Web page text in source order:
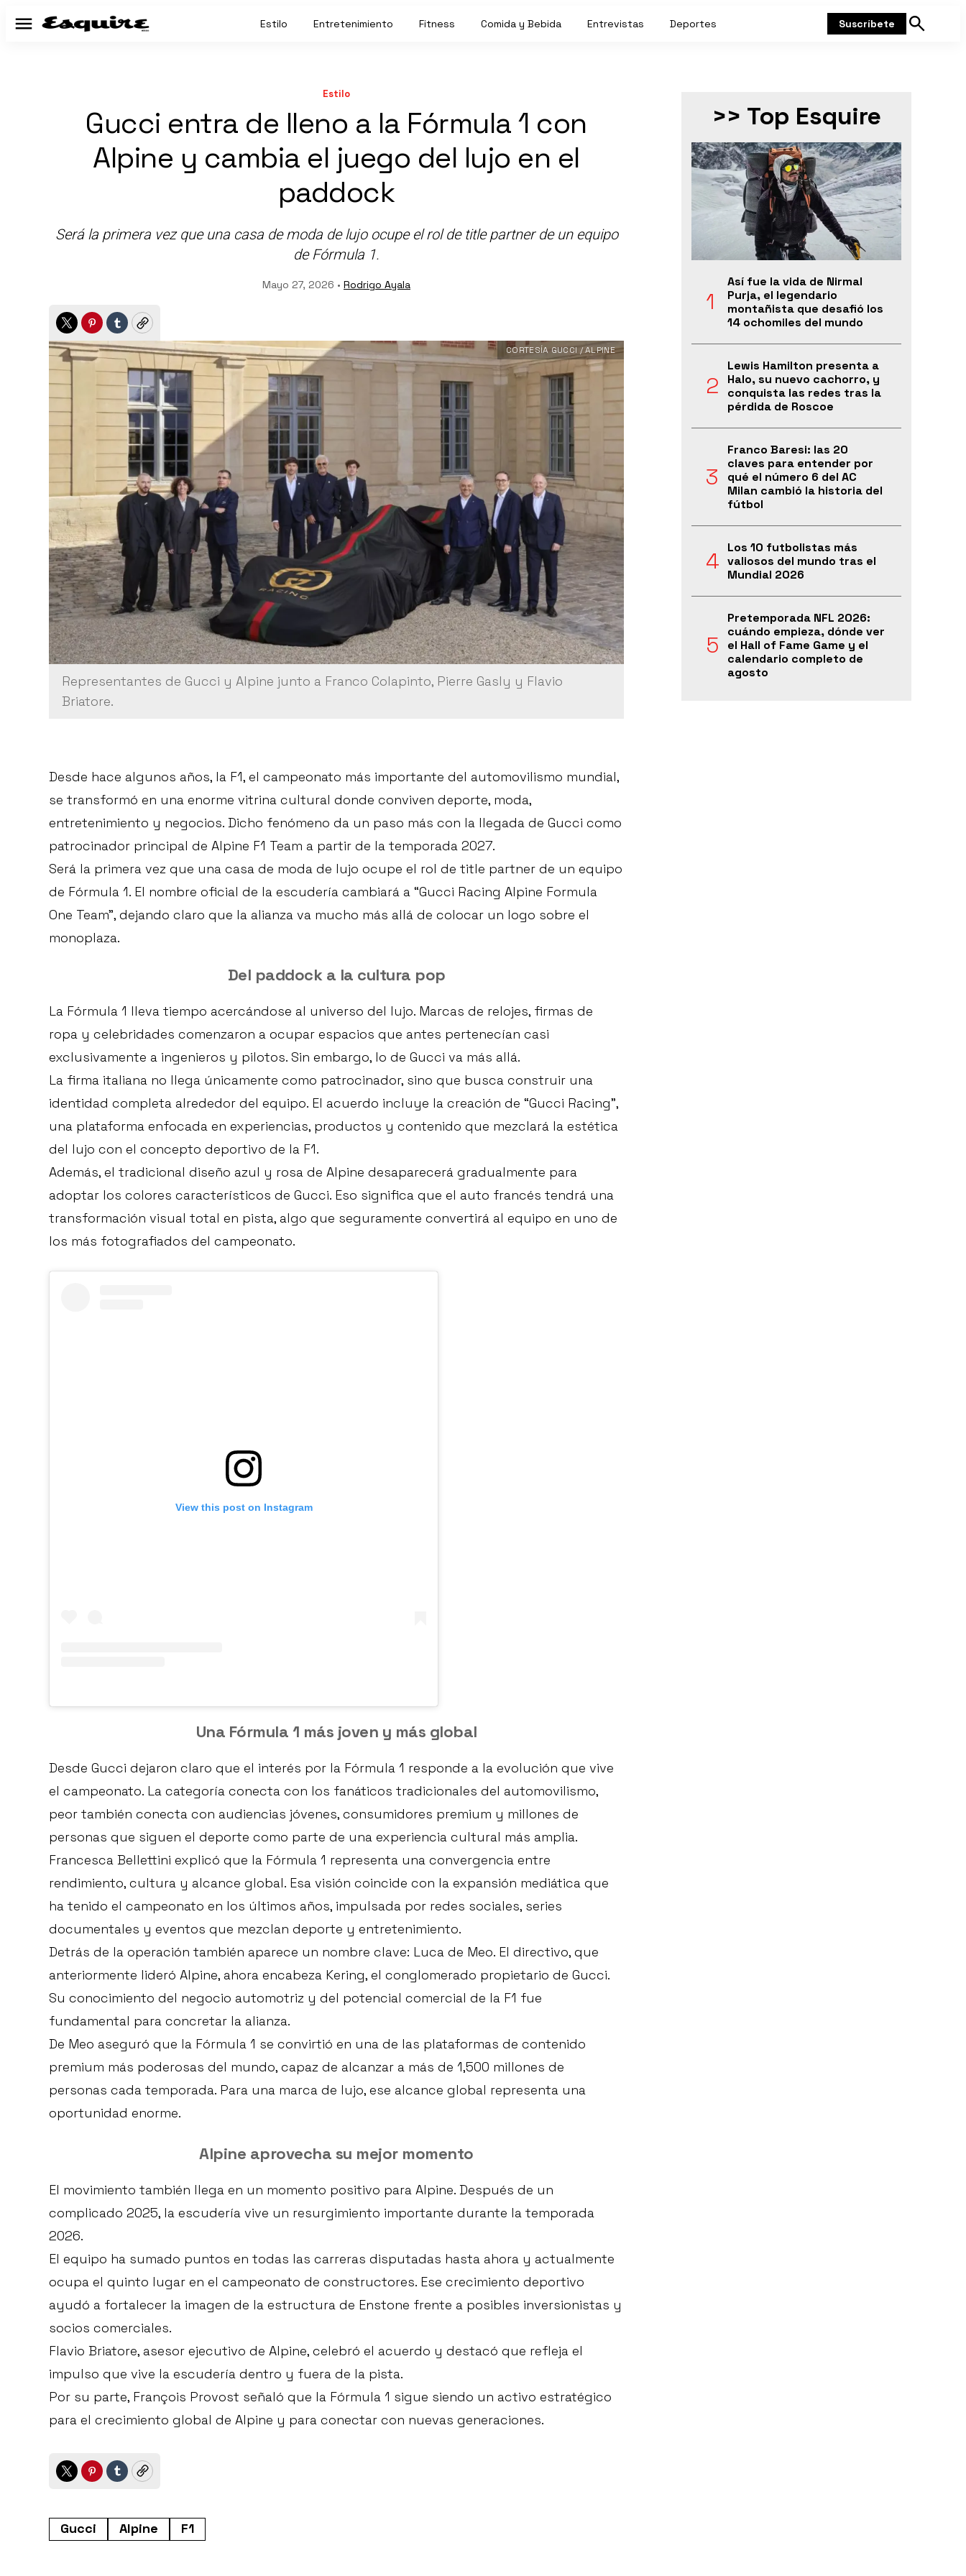
Menú Estilo Entretenimiento Fitness Comida y Bebida Entrevistas Deportes Suscríbete
Mostrar
Estilo
Gucci entra de lleno a la Fórmula 1 con
Alpine y cambia el juego del lujo en el
paddock
Será la primera vez que una casa de moda de lujo ocupe el rol de title partner de un equipo
de Fórmula 1.
Mayo 27, 2026 • Rodrigo Ayala
TwitterPinterest
TumblrCopy
Representantes de Gucci y Alpine junto a Franco Colapinto, Pierre Gasly y Flavio
Briatore.
CORTESÍA GUCCI / ALPINE
Desde hace algunos años, la F1, el campeonato más importante del automovilismo mundial,
se transformó en una enorme vitrina cultural donde conviven deporte, moda,
entretenimiento y negocios. Dicho fenómeno da un paso más con la llegada de Gucci como
patrocinador principal de Alpine F1 Team a partir de la temporada 2027.
Será la primera vez que una casa de moda de lujo ocupe el rol de title partner de un equipo
de Fórmula 1. El nombre oficial de la escudería cambiará a “Gucci Racing Alpine Formula
One Team”, dejando claro que la alianza va mucho más allá de colocar un logo sobre el
monoplaza.
Del paddock a la cultura pop
La Fórmula 1 lleva tiempo acercándose al universo del lujo. Marcas de relojes, firmas de
ropa y celebridades comenzaron a ocupar espacios que antes pertenecían casi
exclusivamente a ingenieros y pilotos. Sin embargo, lo de Gucci va más allá.
La firma italiana no llega únicamente como patrocinador, sino que busca construir una
identidad completa alrededor del equipo. El acuerdo incluye la creación de “Gucci Racing”,
una plataforma enfocada en experiencias, productos y contenido que mezclará la estética
del lujo con el concepto deportivo de la F1.
Además, el tradicional diseño azul y rosa de Alpine desaparecerá gradualmente para
adoptar los colores característicos de Gucci. Eso significa que el auto francés tendrá una
transformación visual total en pista, algo que seguramente convertirá al equipo en uno de
los más fotografiados del campeonato.
View this post on Instagram
Una Fórmula 1 más joven y más global
Desde Gucci dejaron claro que el interés por la Fórmula 1 responde a la evolución que vive
el campeonato. La categoría conecta con los fanáticos tradicionales del automovilismo,
peor también conecta con audiencias jóvenes, consumidores premium y millones de
personas que siguen el deporte como parte de una experiencia cultural más amplia.
Francesca Bellettini explicó que la Fórmula 1 representa una convergencia entre
rendimiento, cultura y alcance global. Esa visión coincide con la expansión mediática que
ha tenido el campeonato en los últimos años, impulsada por redes sociales, series
documentales y eventos que mezclan deporte y entretenimiento.
Detrás de la operación también aparece un nombre clave: Luca de Meo. El directivo, que
anteriormente lideró Alpine, ahora encabeza Kering, el conglomerado propietario de Gucci.
Su conocimiento del negocio automotriz y del potencial comercial de la F1 fue
fundamental para concretar la alianza.
De Meo aseguró que la Fórmula 1 se convirtió en una de las plataformas de contenido
premium más poderosas del mundo, capaz de alcanzar a más de 1,500 millones de
personas cada temporada. Para una marca de lujo, ese alcance global representa una
oportunidad enorme.
Alpine aprovecha su mejor momento
El movimiento también llega en un momento positivo para Alpine. Después de un
complicado 2025, la escudería vive un resurgimiento importante durante la temporada
2026.
El equipo ha sumado puntos en todas las carreras disputadas hasta ahora y actualmente
ocupa el quinto lugar en el campeonato de constructores. Ese crecimiento deportivo
ayudó a fortalecer la imagen de la estructura de Enstone frente a posibles inversionistas y
socios comerciales.
Flavio Briatore, asesor ejecutivo de Alpine, celebró el acuerdo y destacó que refleja el
impulso que vive la escudería dentro y fuera de la pista.
Por su parte, François Provost señaló que la Fórmula 1 sigue siendo un activo estratégico
para el crecimiento global de Alpine y para conectar con nuevas generaciones.
TwitterPinterest
TumblrCopy
Gucci Alpine F1
>> Top Esquire
Así fue la vida de Nirmal
Purja, el legendario
montañista que desafió los
14 ochomiles del mundo
Lewis Hamilton presenta a
Halo, su nuevo cachorro, y
conquista las redes tras la
pérdida de Roscoe
Franco Baresi: las 20
claves para entender por
qué el número 6 del AC
Milan cambió la historia del
fútbol
Los 10 futbolistas más
valiosos del mundo tras el
Mundial 2026
Pretemporada NFL 2026:
cuándo empieza, dónde ver
el Hall of Fame Game y el
calendario completo de
agosto